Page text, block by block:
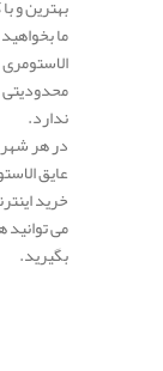
بهترین و
ما
محدودیتی
ندارد.
در هر
عایق
خرید
می
بگیرید.